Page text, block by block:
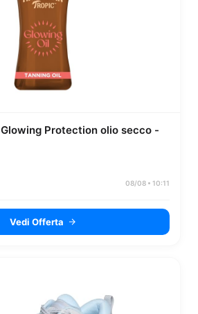
Protection olio secco -
08/08 • 10:11
Vedi Offerta